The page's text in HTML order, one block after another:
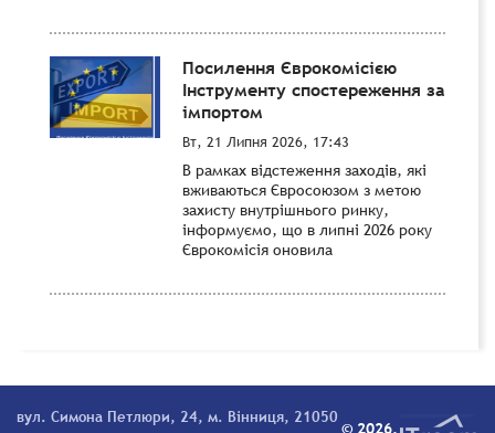
Посилення Єврокомісією
Інструменту спостереження за
імпортом
Вт, 21 Липня 2026, 17:43
В рамках відстеження заходів, які
вживаються Євросоюзом з метою
захисту внутрішнього ринку,
інформуємо, що в липні 2026 року
Єврокомісія оновила
вул. Симона Петлюри, 24, м. Вінниця, 21050
© 2026.